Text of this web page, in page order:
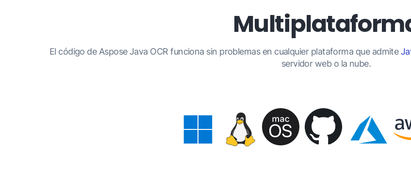
El código de Aspose Java OCR funciona sin problemas en cualquier plataforma que admite
servidor web o la nube.